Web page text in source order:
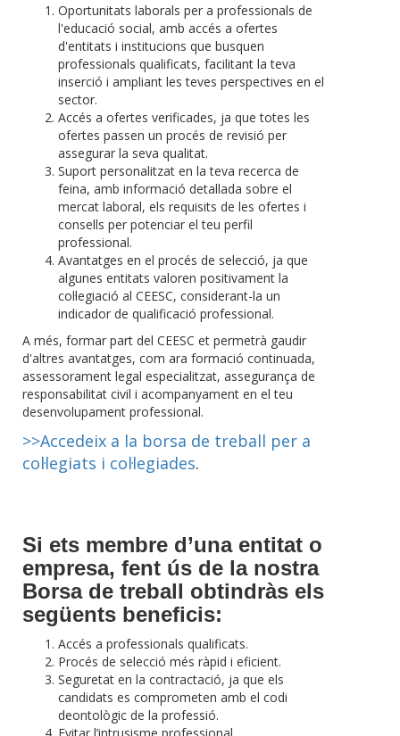
Oportunitats laborals per a professionals de
l'educació social, amb accés a ofertes
d'entitats i institucions que busquen
professionals qualificats, facilitant la teva
inserció i ampliant les teves perspectives en el
sector.
Accés a ofertes verificades, ja que totes les
ofertes passen un procés de revisió per
assegurar la seva qualitat.
Suport personalitzat en la teva recerca de
feina, amb informació detallada sobre el
mercat laboral, els requisits de les ofertes i
consells per potenciar el teu perfil
professional.
Avantatges en el procés de selecció, ja que
algunes entitats valoren positivament la
col·legiació al CEESC, considerant-la un
indicador de qualificació professional.
A més, formar part del CEESC et permetrà gaudir
d'altres avantatges, com ara formació continuada,
assessorament legal especialitzat, assegurança de
responsabilitat civil i acompanyament en el teu
desenvolupament professional.
>>Accedeix a la borsa de treball per a
col·legiats i col·legiades.
Si ets membre d’una entitat o
empresa, fent ús de la nostra
Borsa de treball obtindràs els
següents beneficis:
Accés a professionals qualificats.
Procés de selecció més ràpid i eficient.
Seguretat en la contractació, ja que els
candidats es comprometen amb el codi
deontològic de la professió.
Evitar l’intrusisme professional.